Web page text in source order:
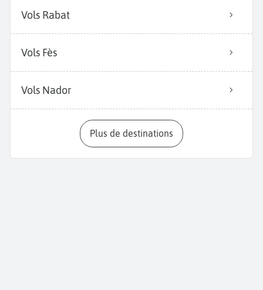
Vols Rabat
Vols Fès
Vols Nador
Plus de destinations